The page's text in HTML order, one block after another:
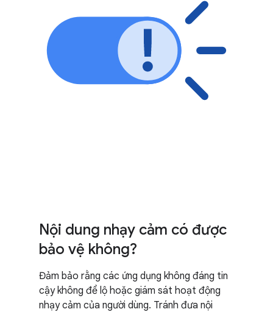
Nội dung nhạy cảm có được
bảo vệ không?
Đảm bảo rằng các ứng dụng không đáng tin
cậy không để lộ hoặc giám sát hoạt động
nhạy cảm của người dùng. Tránh đưa nội